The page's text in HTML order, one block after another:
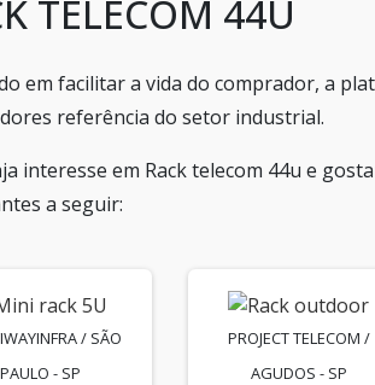
TELECOM 44U
em facilitar a vida do comprador, a
referência do setor industrial.
interesse em Rack telecom 44u e
a seguir:
/ SÃO
PAULO - SP
PROJECT TELECOM /
AGUDOS - SP